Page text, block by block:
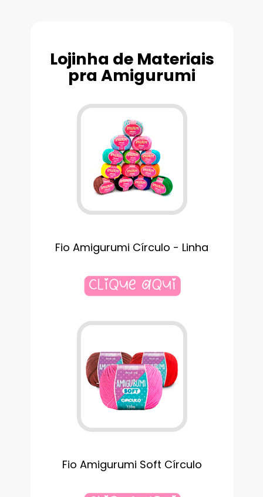
Lojinha de Materiais
pra Amigurumi
Fio Amigurumi Círculo - Linha
Fio Amigurumi Soft Círculo